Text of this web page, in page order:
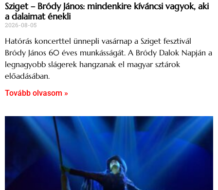
Sziget – Bródy János: mindenkire kíváncsi vagyok, aki
a dalaimat énekli
2026-08-05
Hatórás koncerttel ünnepli vasárnap a Sziget fesztivál
Bródy János 60 éves munkásságát. A Bródy Dalok Napján a
legnagyobb slágerek hangzanak el magyar sztárok
előadásában.
Tovább olvasom »